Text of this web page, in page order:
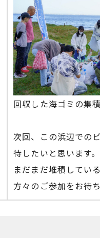
回収した海ゴミの集
次回、この浜辺での
待したいと思います。
まだまだ堆積してい
方々のご参加をお待